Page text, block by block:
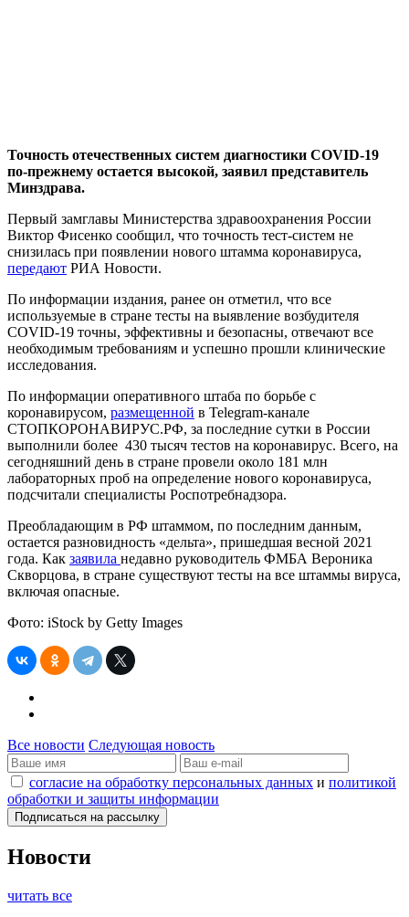
Точность отечественных систем диагностики COVID-19
по-прежнему остается высокой, заявил представитель
Минздрава.
Первый замглавы Министерства здравоохранения России
Виктор Фисенко сообщил, что точность тест-систем не
снизилась при появлении нового штамма коронавируса,
передают РИА Новости.
По информации издания, ранее он отметил, что все
используемые в стране тесты на выявление возбудителя
COVID-19 точны, эффективны и безопасны, отвечают все
необходимым требованиям и успешно прошли клинические
исследования.
По информации оперативного штаба по борьбе с
коронавирусом, размещенной в Telegram-канале
СТОПКОРОНАВИРУС.РФ, за последние сутки в России
выполнили более 430 тысяч тестов на коронавирус. Всего, на
сегодняшний день в стране провели около 181 млн
лабораторных проб на определение нового коронавируса,
подсчитали специалисты Роспотребнадзора.
Преобладающим в РФ штаммом, по последним данным,
остается разновидность «дельта», пришедшая весной 2021
года. Как заявила недавно руководитель ФМБА Вероника
Скворцова, в стране существуют тесты на все штаммы вируса,
включая опасные.
Фото: iStock by Getty Images
Все новости Следующая новость
согласие на обработку персональных данных и политикой
обработки и защиты информации
Новости
читать все